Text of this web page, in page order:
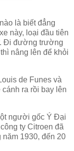
là biết đẳng
này, loại đầu tiên
Đi đường trường
nâng lên để khỏi
de Funes và
ra rồi bay lên
người gốc Ý Đại
ty Citroen đã
1930, đến 20